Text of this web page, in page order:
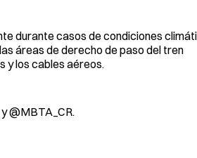
durante casos de condiciones
áreas de derecho de paso del tren
y los cables aéreos.
@MBTA_CR.